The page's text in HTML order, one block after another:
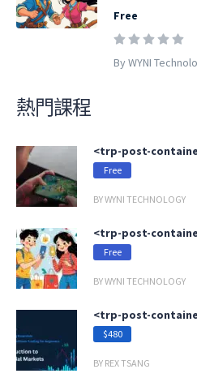
Free
By WYNI
熱門課程
<trp-post-
Free
BY WYNI TECHNOLOGY
<trp-post-
Free
BY WYNI TECHNOLOGY
<trp-post-
$480
BY REX TSANG